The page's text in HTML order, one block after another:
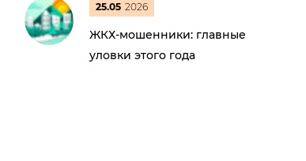
25.05 2026
ЖКХ-мошенники: главные
уловки этого года